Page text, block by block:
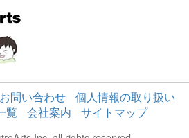
お問い合わせ
個人情報の取り扱い
覧
会社案内 サイトマップ